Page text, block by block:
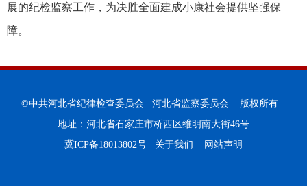
展的纪检监察工作，为决胜全面建成小康社会提供坚强保
障。
©中共河北省纪律检查委员会 河北省监察委员会 版权所有
地址：河北省石家庄市桥西区维明南大街46号
冀ICP备18013802号
关于我们 网站声明